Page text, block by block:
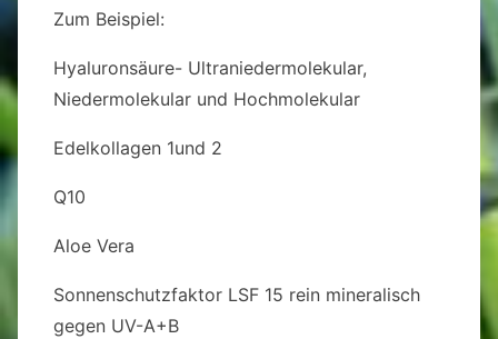
Zum Beispiel:
Hyaluronsäure- Ultraniedermolekular,
Niedermolekular und Hochmolekular
Edelkollagen 1und 2
Q10
Aloe Vera
Sonnenschutzfaktor LSF 15 rein mineralisch
gegen UV-A+B